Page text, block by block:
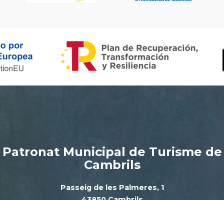
Patronat Municipal de Turisme de
Cambrils
Passeig de les Palmeres, 1